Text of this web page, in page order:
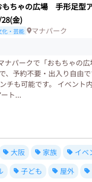
もちゃの広場 手形足型
金)
化・芸能 マナパーク
ナパークで「おもちゃの
、予約不要・出入り自由
チも可能です。 イベント
ト...
大阪 家族
イベ
子ども 屋外